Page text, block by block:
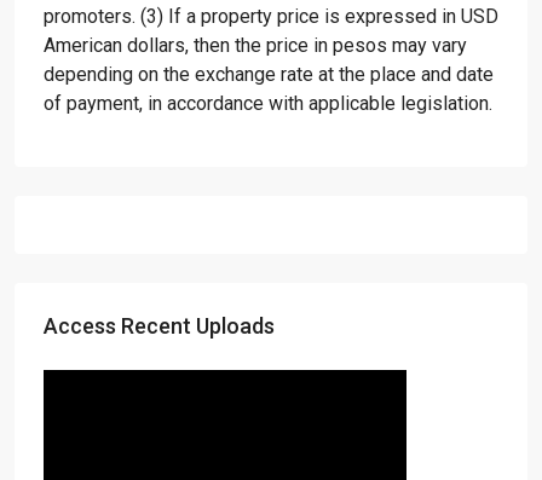
promoters. (3) If a property price is expressed in USD
American dollars, then the price in pesos may vary
depending on the exchange rate at the place and date
of payment, in accordance with applicable legislation.
Access Recent Uploads